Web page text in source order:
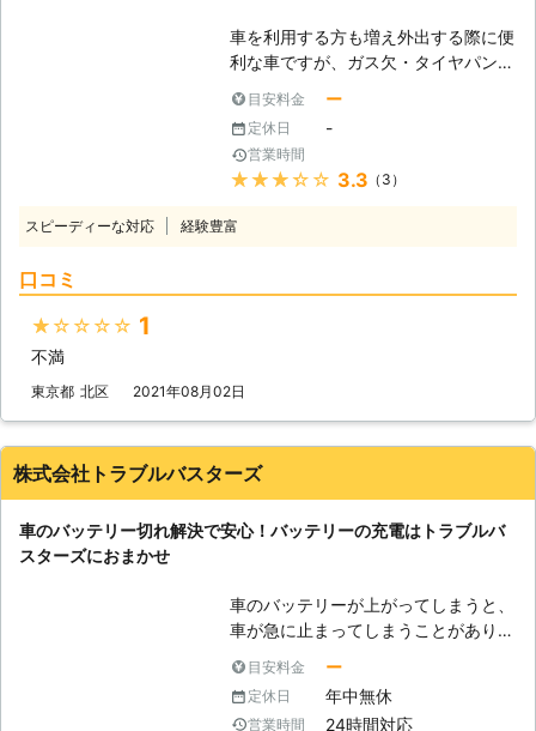
ッテリーの劣化 上記がバッテリー上
がりの原因となる、事象です。「あ
っ！これが原因かも！」という例は、
ありましたでしょうか。このような状
況を避けるためにも、参考にしてみて
くださいませ。 ●ジャンプスタート
による復旧！適切な作業で迅速に車を
動かします 弊社はお客様の車を、ジ
とは、車にエンジンを動かす程度の電
救護車を用意（以後ジャンプスタータ
ーで統一） ②ジャンプスターターを
ブースターケーブルでバッテリーに繋
ぐ ③ジャンプスターターでバッテリ
ーにエンジンがかかる程度の電気を送
り込む ④エンジンが動き出す 「え、
う……」と思うかもしれません。しか
し、やりなれていない作業ではケーブ
それがあるのです。弊社にジャンプス
タート作業をご依頼いただければ、お
客様が感電することなく無事にエンジ
車を利用する方も増え外出する際に便
利な車ですが、ガス欠・タイヤパン
るトラブルは多いです。 その中でも
車のバッテリー上がりに関する問題
は、依頼数の最も多いトラブルです。
外出先で突然エンジンが動かなくなっ
急にそのようなトラブルが発生してし
い」 このような症状が出た際は、車
ー上がりの対処をおこなうこともでき
専門の業者に依頼するのがおすすめで
で、安心安全に作業をおこなってほし
い際は、私達までお問い合わせくださ
い。 【関東地方で対応！タイヤのパ
ンク修理もお任せください】 有馬株
式会社は、東京都・埼玉県・千葉県・
目安料金 ー
定休日 -
営業時間
★★★★★ 3.3 （3）
スピーディーな対応 経験豊富
口コミ
★★★★★ 1
不満
東京都 北区 2021年08月02日
株式会社トラブルバスターズ
車のバッテリー切れ解決で安心！バッテリーの充電はトラブルバ
スターズにおまかせ
車のバッテリーが上がってしまうと、
車が急に止まってしまうことがありま
ないところでバッテリーが上がってし
まうと、いつ復旧できるかわからなく
目安料金 ー
定休日 年中無休
営業時間 24時間対応